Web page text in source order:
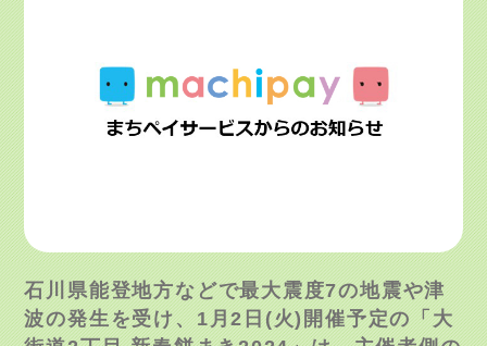
石川県能登地方などで最大震度7の地震や津
波の発生を受け、1月2日(火)開催予定の「大